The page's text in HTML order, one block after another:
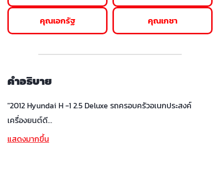
คุณเอกรัฐ คุณเกชา
คำอธิบาย
"2012 Hyundai H -1 2.5 Deluxe รถครอบครัวอเนกประสงค์
เครื่องยนต์ดี…
แสดงมากขึ้น